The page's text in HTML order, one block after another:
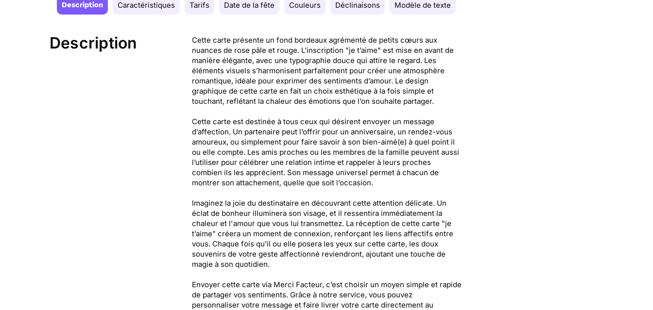
Description Caractéristiques Tarifs Date de la fête Couleurs Déclinaisons Modèle de texte
Description
Cette carte présente un fond bordeaux agrémenté de petits cœurs aux
nuances de rose pâle et rouge. L’inscription "je t’aime" est mise en avant de
manière élégante, avec une typographie douce qui attire le regard. Les
éléments visuels s’harmonisent parfaitement pour créer une atmosphère
romantique, idéale pour exprimer des sentiments d’amour. Le design
graphique de cette carte en fait un choix esthétique à la fois simple et
touchant, reflétant la chaleur des émotions que l’on souhaite partager.
Cette carte est destinée à tous ceux qui désirent envoyer un message
d’affection. Un partenaire peut l’offrir pour un anniversaire, un rendez-vous
amoureux, ou simplement pour faire savoir à son bien-aimé(e) à quel point il
ou elle compte. Les amis proches ou les membres de la famille peuvent aussi
l’utiliser pour célébrer une relation intime et rappeler à leurs proches
combien ils les apprécient. Son message universel permet à chacun de
montrer son attachement, quelle que soit l’occasion.
Imaginez la joie du destinataire en découvrant cette attention délicate. Un
éclat de bonheur illuminera son visage, et il ressentira immédiatement la
chaleur et l'amour que vous lui transmettez. La réception de cette carte "je
t’aime" créera un moment de connexion, renforçant les liens affectifs entre
vous. Chaque fois qu’il ou elle posera les yeux sur cette carte, les doux
souvenirs de votre geste affectionné reviendront, ajoutant une touche de
magie à son quotidien.
Envoyer cette carte via Merci Facteur, c’est choisir un moyen simple et rapide
de partager vos sentiments. Grâce à notre service, vous pouvez
personnaliser votre message et faire livrer votre carte directement au